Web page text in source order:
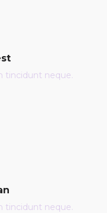
tincidunt neque.
tincidunt neque.